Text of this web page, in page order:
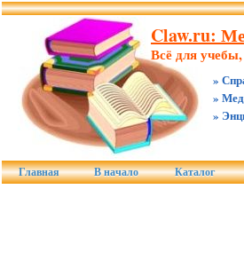
Claw.ru:
Всё для
»
»
»
Главная В начало Каталог